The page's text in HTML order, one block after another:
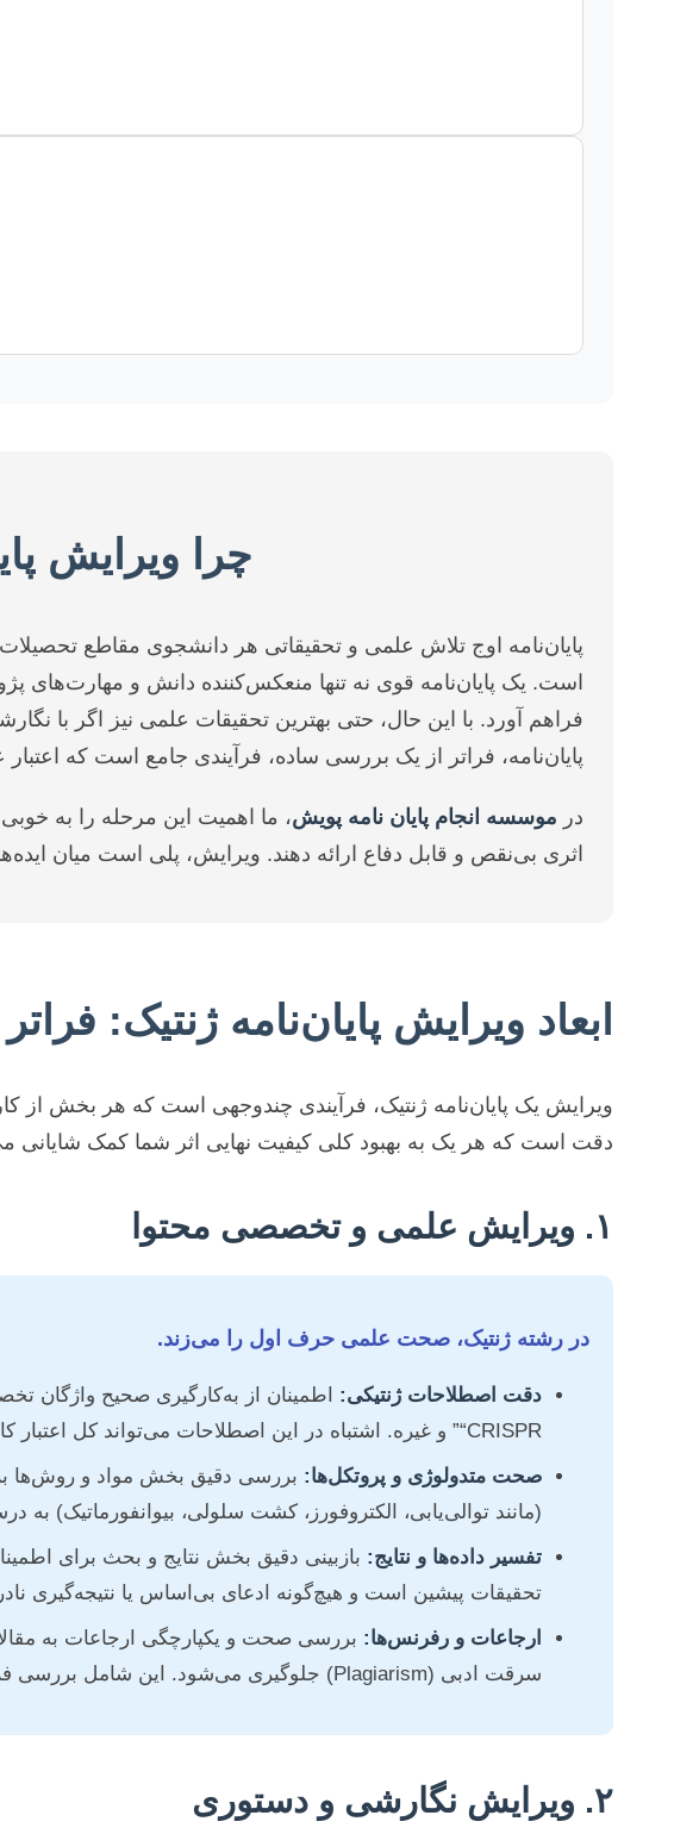
چرا ویرایش
پایان‌نامه اوج تلاش علمی و تحقیقاتی هر دانشجوی مقاطع
است. یک پایان‌نامه قوی نه تنها منعکس‌کننده دانش و مهارت‌های
فراهم آورد. با این حال، حتی بهترین تحقیقات علمی نیز اگر با
پایان‌نامه، فراتر از یک بررسی ساده، فرآیندی جامع است که
در موسسه انجام پایان نامه پویش، ما اهمیت این مرحله را به
اثری بی‌نقص و قابل دفاع ارائه دهند. ویرایش، پلی است میان
ابعاد ویرایش پایان‌نامه ژنتیک:
ویرایش یک پایان‌نامه ژنتیک، فرآیندی چندوجهی است که هر بخش از
دقت است که هر یک به بهبود کلی کیفیت نهایی اثر شما کمک شایانی
۱. ویرایش علمی و تخصصی محتوا
در رشته ژنتیک، صحت علمی حرف اول را می‌زند.
دقت اصطلاحات ژنتیکی:
“CRISPR” و غیره. اشتباه در این اصطلاحات می‌تواند کل اعتبار کار را زیر سوال ببرد.
صحت متدولوژی و پروتکل‌ها: بررسی دقیق بخش مواد و روش‌ها
(مانند توالی‌یابی، الکتروفورز، کشت سلولی، بیوانفورماتیک)
تفسیر داده‌ها و نتایج: بازبینی دقیق بخش نتایج و بحث برای
تحقیقات پیشین است و هیچ‌گونه ادعای بی‌اساس یا نتیجه‌گیری
ارجاعات و رفرنس‌ها: بررسی صحت و یکپارچگی ارجاعات به
سرقت ادبی (Plagiarism) جلوگیری می‌شود. این شامل بررسی فرمت‌بندی ارجاعات نیز می‌شود.
۲. ویرایش نگارشی و دستوری